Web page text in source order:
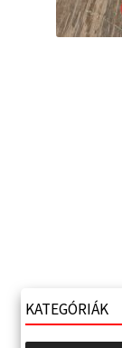
KATEGÓRIÁK